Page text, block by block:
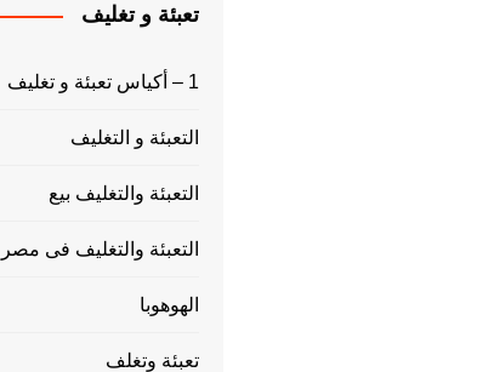
تعبئة و تغليف
1 – أكياس تعبئة و تغليف
التعبئة و التغليف
التعبئة والتغليف بيع
التعبئة والتغليف فى مصر
الهوهوبا
تعبئة وتغلف